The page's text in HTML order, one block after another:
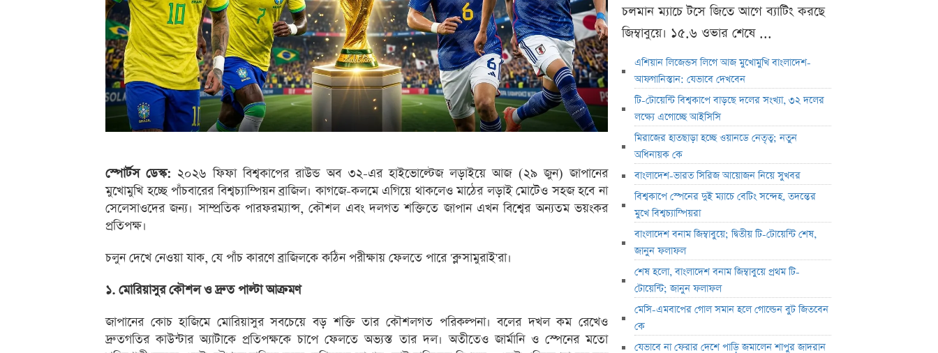
স্পোর্টস ডেস্ক: ২০২৬ ফিফা বিশ্বকাপের রাউন্ড অব ৩২-এর হাইভোল্টেজ লড়াইয়ে আজ (২৯ জুন) জাপানের
মুখোমুখি হচ্ছে পাঁচবারের বিশ্বচ্যাম্পিয়ন ব্রাজিল। কাগজে-কলমে এগিয়ে থাকলেও মাঠের লড়াই মোটেও সহজ হবে না
সেলেসাওদের জন্য। সাম্প্রতিক পারফরম্যান্স, কৌশল এবং দলগত শক্তিতে জাপান এখন বিশ্বের অন্যতম ভয়ংকর
প্রতিপক্ষ।
চলুন দেখে নেওয়া যাক, যে পাঁচ কারণে ব্রাজিলকে কঠিন পরীক্ষায় ফেলতে পারে 'ব্লু সামুরাই'রা।
১. মোরিয়াসুর কৌশল ও দ্রুত পাল্টা আক্রমণ
জাপানের কোচ হাজিমে মোরিয়াসুর সবচেয়ে বড় শক্তি তার কৌশলগত পরিকল্পনা। বলের দখল কম রেখেও
দ্রুতগতির কাউন্টার অ্যাটাকে প্রতিপক্ষকে চাপে ফেলতে অভ্যস্ত তার দল। অতীতেও জার্মানি ও স্পেনের মতো
চলমান ম্যাচে টসে জিতে আগে ব্যাটিং করছে
জিম্বাবুয়ে। ১৫.৬ ওভার শেষে ...
এশিয়ান লিজেন্ডস লিগে আজ মুখোমুখি বাংলাদেশ-
আফগানিস্তান: যেভাবে দেখবেন
টি-টোয়েন্টি বিশ্বকাপে বাড়ছে দলের সংখ্যা, ৩২ দলের
লক্ষ্যে এগোচ্ছে আইসিসি
মিরাজের হাতছাড়া হচ্ছে ওয়ানডে নেতৃত্ব; নতুন
অধিনায়ক কে
বাংলাদেশ-ভারত সিরিজ আয়োজন নিয়ে সুখবর
বিশ্বকাপে স্পেনের দুই ম্যাচে বেটিং সন্দেহ, তদন্তের
মুখে বিশ্বচ্যাম্পিয়রা
বাংলাদেশ বনাম জিম্বাবুয়ে; দ্বিতীয় টি-টোয়েন্টি শেষ,
জানুন ফলাফল
শেষ হলো, বাংলাদেশ বনাম জিম্বাবুয়ে প্রথম টি-
টোয়েন্টি; জানুন ফলাফল
মেসি-এমবাপের গোল সমান হলে গোল্ডেন বুট জিতবেন
কে
যেভাবে না ফেরার দেশে পাড়ি জমালেন শাপুর জাদরান